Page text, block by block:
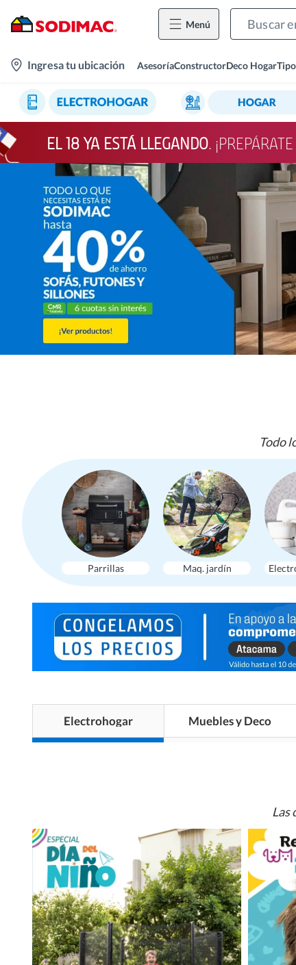
Menú
location-
Ingresa tu ubicación AsesoríaConstructorDeco Hogar
EL 18 YA ESTÁ LLEGANDO.
Todo
Parrillas Maq. jardín
Electrohogar Muebles y Deco
Las